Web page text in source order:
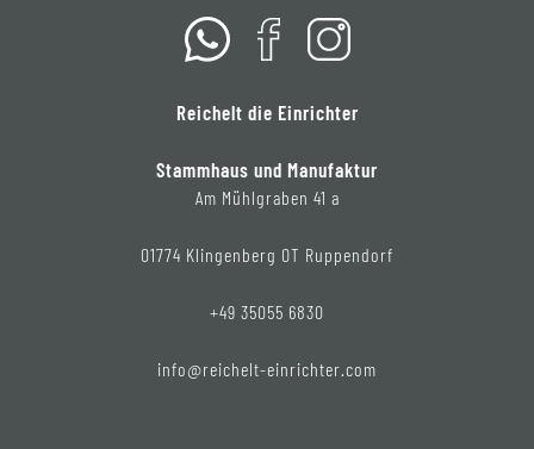
Reichelt die Einrichter
Stammhaus und Manufaktur
Am Mühlgraben 41 a
01774 Klingenberg OT Ruppendorf
+49 35055 6830
info@reichelt-einrichter.com